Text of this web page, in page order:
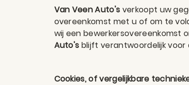
Van Veen Auto's verkoopt uw
overeenkomst met u of om te
wij een bewerkersovereenkomst
Auto's blijft verantwoordelijk voor
Cookies, of vergelijkbare